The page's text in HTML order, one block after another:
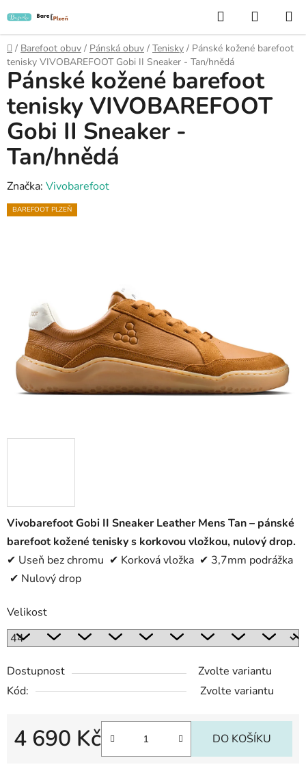
na
obsah
Hledat
KOŠÍK
Domů
/ Barefoot obuv / Pánská obuv / Tenisky / Pánské kožené barefoot
tenisky VIVOBAREFOOT Gobi II Sneaker - Tan/hnědá
Vivobarefoot Gobi II Sneaker Leather Mens Tan – pánské
barefoot kožené tenisky s korkovou vložkou, nulový drop.
✔ Useň bez chromu ✔ Korková vložka ✔ 3,7mm podrážka
✔ Nulový drop
Velikost
Dostupnost
Zvolte variantu
Kód:
Zvolte variantu
4 690 Kč DO KOŠÍKU
Pánské kožené barefoot
tenisky VIVOBAREFOOT
Gobi II Sneaker -
Tan/hnědá
Značka: Vivobarefoot
BAREFOOT PLZEŇ